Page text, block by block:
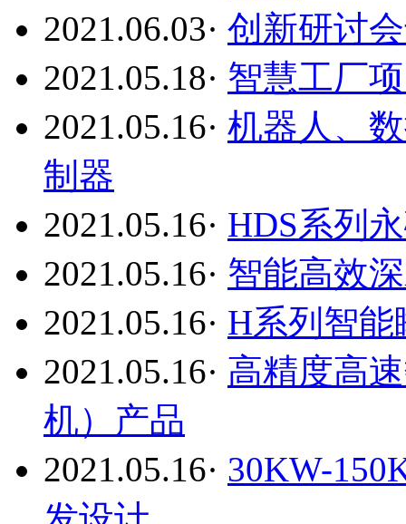
2021.06.03· 创新研讨
2021.05.18· 智慧工厂
2021.05.16· 机器人、
制器
2021.05.16· HDS系列
2021.05.16· 智能高效
2021.05.16· H系列智能
2021.05.16· 高精度高
机）产品
2021.05.16· 30KW-